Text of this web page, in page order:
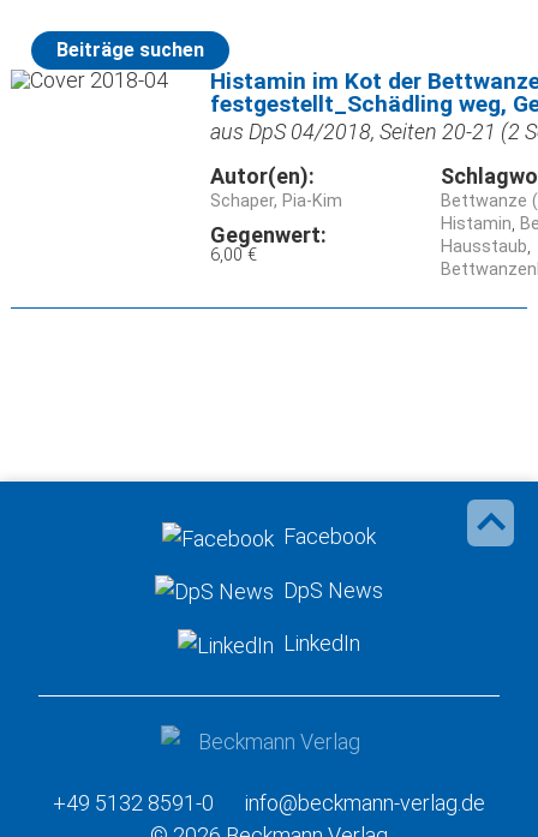
Beiträge suchen
Histamin im Kot der
festgestellt_Schädling weg,
aus DpS 04/2018, Seiten 20-21 (2
Autor(en):
Schaper, Pia-Kim
Gegenwert:
6,00 €
Bettwanze
Histamin
Hausstaub
Facebook
DpS News
LinkedIn
+49 5132 8591-0
info@beckmann-verlag.de